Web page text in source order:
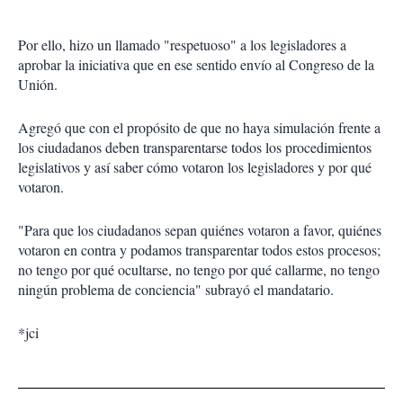
Por ello, hizo un llamado "respetuoso" a los legisladores a
aprobar la iniciativa que en ese sentido envío al Congreso de la
Unión.
Agregó que con el propósito de que no haya simulación frente a
los ciudadanos deben transparentarse todos los procedimientos
legislativos y así saber cómo votaron los legisladores y por qué
votaron.
"Para que los ciudadanos sepan quiénes votaron a favor, quiénes
votaron en contra y podamos transparentar todos estos procesos;
no tengo por qué ocultarse, no tengo por qué callarme, no tengo
ningún problema de conciencia" subrayó el mandatario.
*jci